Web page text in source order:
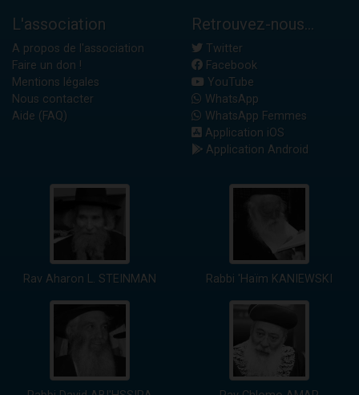
L'association
A propos de l'association
Faire un don !
Mentions légales
Nous contacter
Aide (FAQ)
Retrouvez-nous...
Twitter
Facebook
YouTube
WhatsApp
WhatsApp Femmes
Application iOS
Application Android
Rav Aharon L. STEINMAN Rabbi 'Haïm KANIEWSKI